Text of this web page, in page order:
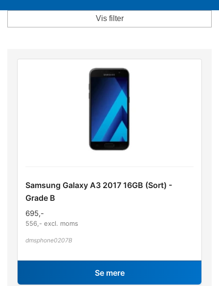
Vis filter
Samsung Galaxy A3 2017 16GB (Sort) -
Grade B
695,-
556 ,- excl. moms
dmsphone0207B
Se mere